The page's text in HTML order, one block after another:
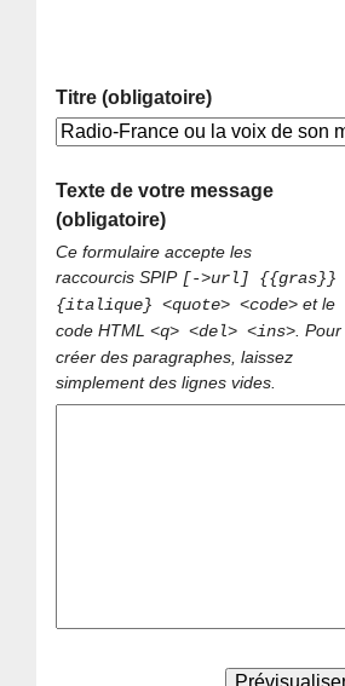
Titre (obligatoire)
Texte de votre message
(obligatoire)
Ce formulaire accepte les
raccourcis SPIP [->url] {{gras}}
{italique} <quote> <code> et le
code HTML<q> <del> <ins>. Pour
créer des paragraphes, laissez
simplement des lignes vides.